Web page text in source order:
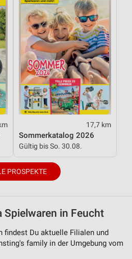
17,7 km
Sommerkatalog 2026
Gültig bis So. 30.08.
PROSPEKTE
Spielwaren in Feucht
findest Du aktuelle Filialen und
family in der Umgebung vom